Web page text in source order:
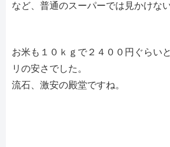
など、普通のスーパーでは見かけな
お米も１０ｋｇで２４００円ぐらい
リの安さでした。
流石、激安の殿堂ですね。